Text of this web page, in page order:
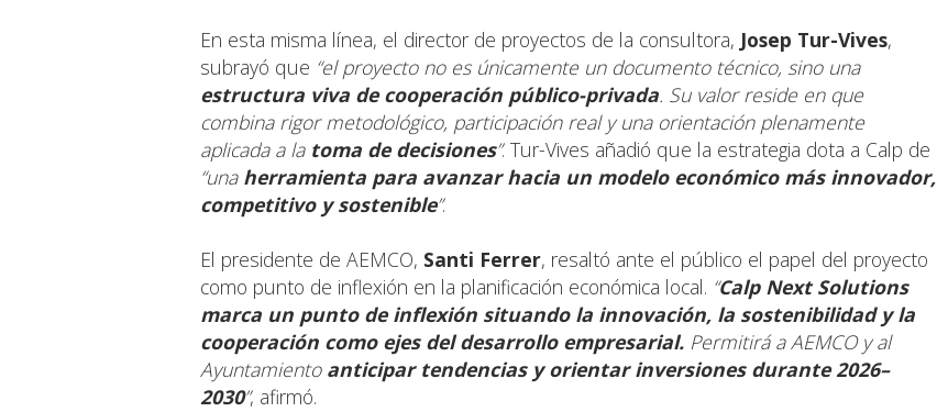
En esta misma línea, el director de proyectos de la consultora, Josep Tur-Vives,
subrayó que “el proyecto no es únicamente un documento técnico, sino una
estructura viva de cooperación público-privada. Su valor reside en que
combina rigor metodológico, participación real y una orientación plenamente
aplicada a la toma de decisiones”. Tur-Vives añadió que la estrategia dota a Calp de
“una herramienta para avanzar hacia un modelo económico más innovador,
competitivo y sostenible”.
El presidente de AEMCO, Santi Ferrer, resaltó ante el público el papel del proyecto
como punto de inflexión en la planificación económica local. “Calp Next Solutions
marca un punto de inflexión situando la innovación, la sostenibilidad y la
cooperación como ejes del desarrollo empresarial. Permitirá a AEMCO y al
Ayuntamiento anticipar tendencias y orientar inversiones durante 2026–
2030”, afirmó.